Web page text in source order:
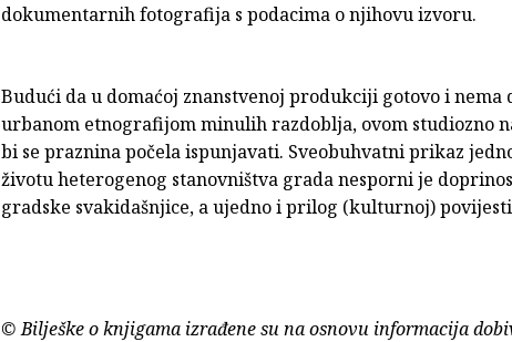
dokumentarnih fotografija s podacima o njihovu izvoru.
Budući da u domaćoj znanstvenoj produkciji gotovo i nema
urbanom etnografijom minulih razdoblja, ovom studiozno
bi se praznina počela ispunjavati. Sveobuhvatni prikaz
životu heterogenog stanovništva grada nesporni je
gradske svakidašnjice, a ujedno i prilog (kulturnoj)
© Bilješke o knjigama izrađene su na osnovu informacija